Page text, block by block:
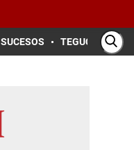
SUCESOS TEGUCIGALPA